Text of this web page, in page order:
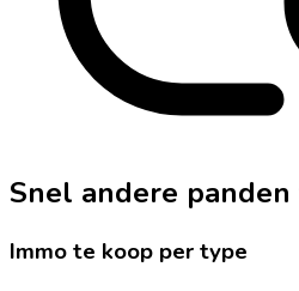
Snel andere panden
Immo te koop per type